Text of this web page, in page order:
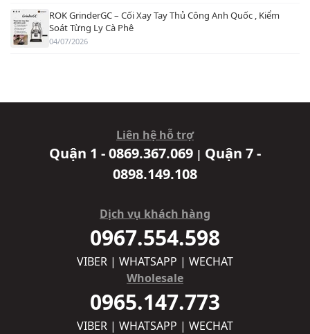
ROK GrinderGC – Cối Xay Tay Thủ Công Anh Quốc , Kiểm
Soát Từng Ly Cà Phê
04/07/2026
Liên hệ hỗ trợ
Quận 1 - 0869.367.069 | Quận 7 -
0898.149.108
Dịch vụ khách hàng
0967.554.598
VIBER | WHATSAPP | WECHAT
Wholesale
0965.147.773
VIBER | WHATSAPP | WECHAT